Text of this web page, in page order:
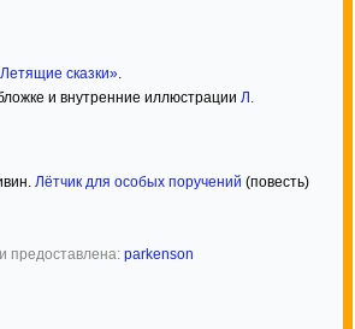
сказки».
и внутренние иллюстрации Л.
Лётчик для особых поручений (повесть)
предоставлена: parkenson